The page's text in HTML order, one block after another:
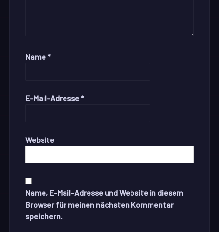
Name *
E-Mail-Adresse *
Website
Name, E-Mail-Adresse und Website in diesem
Browser für meinen nächsten Kommentar
speichern.